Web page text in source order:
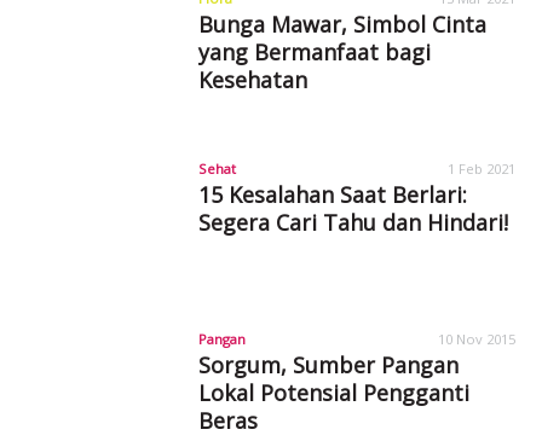
Bunga Mawar, Simbol Cinta
yang Bermanfaat bagi
Kesehatan
Sehat 1 Feb 2021
15 Kesalahan Saat Berlari:
Segera Cari Tahu dan Hindari!
Pangan 10 Nov 2015
Sorgum, Sumber Pangan
Lokal Potensial Pengganti
Beras